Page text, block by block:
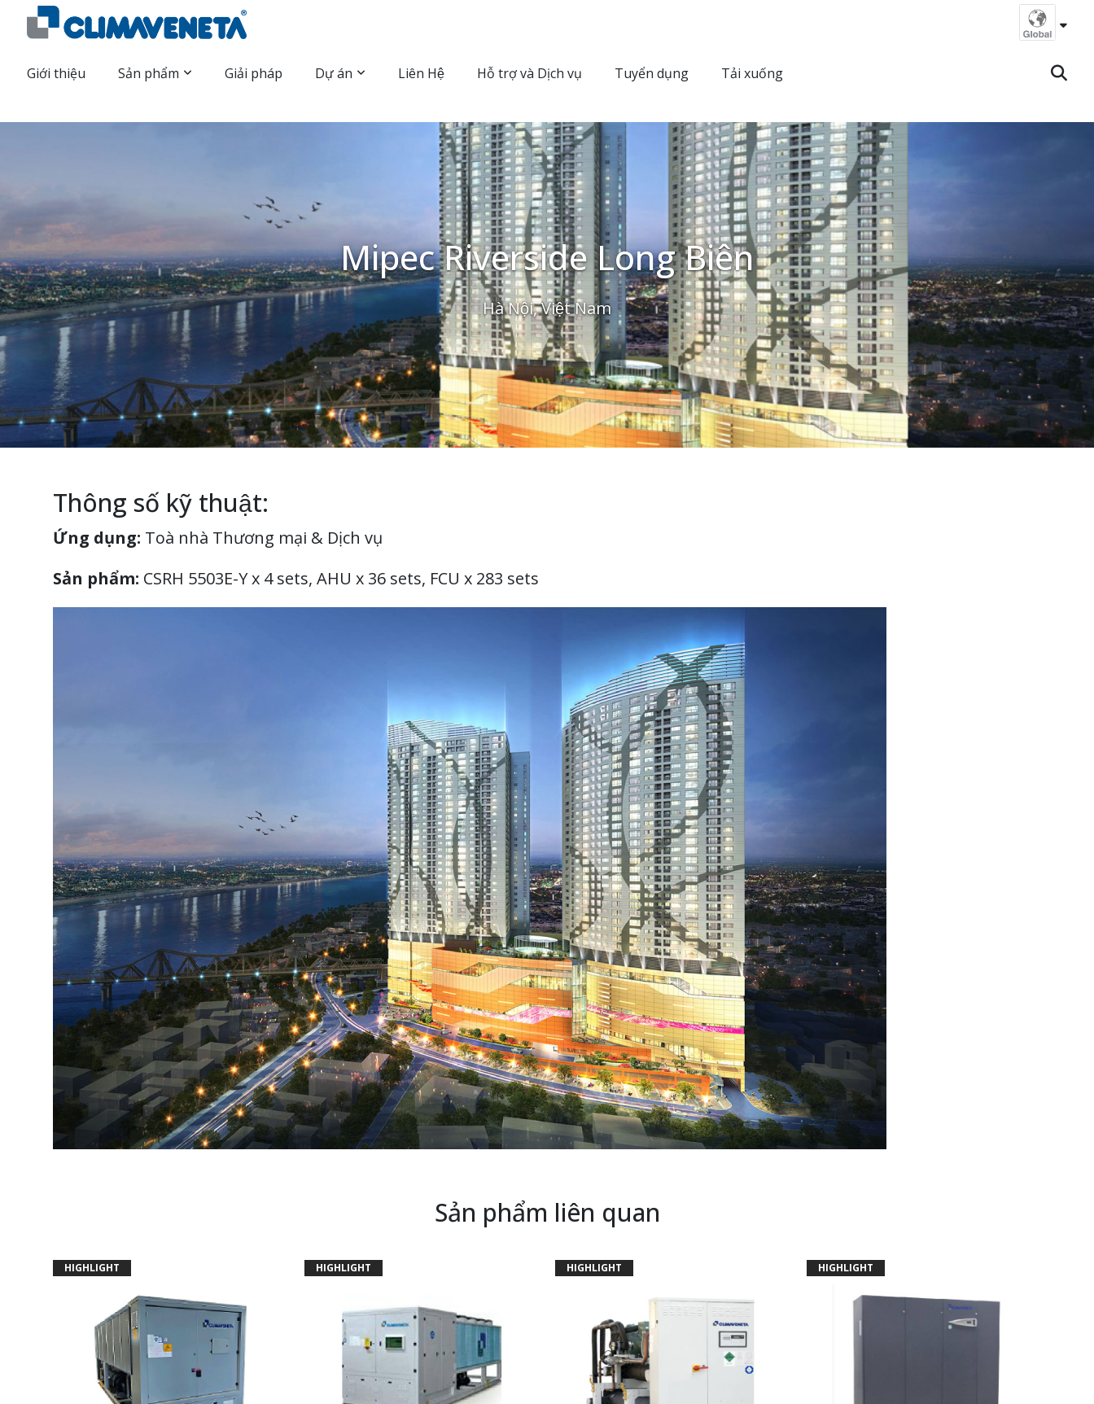
Giới thiệu Sản phẩm Giải pháp Dự án Liên Hệ Hỗ trợ và Dịch vụ Tuyển dụng Tải xuống
Mipec Riverside Long Biên
Hà Nội, Việt Nam
Thông số kỹ thuật:
Ứng dụng: Toà nhà Thương mại & Dịch vụ
Sản phẩm: CSRH 5503E-Y x 4 sets, AHU x 36 sets, FCU x 283 sets
Sản phẩm liên quan
HIGHLIGHT HIGHLIGHT HIGHLIGHT HIGHLIGHT